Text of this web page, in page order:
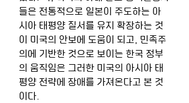
들은 전통적으로 일본이 주도하는 아
시아 태평양 질서를 유지 확장하는 것
이 미국의 안보에 도움이 되고, 민족주
의에 기반한 것으로 보이는 한국 정부
의 움직임은 그러한 미국의 아시아 태
평양 전략에 장애를 가져온다고 본 것
이다.